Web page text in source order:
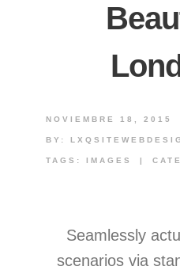
NOVIEMBRE 18, 2015
BY:
TAGS: IMAGES |
Seamlessly
scenarios via